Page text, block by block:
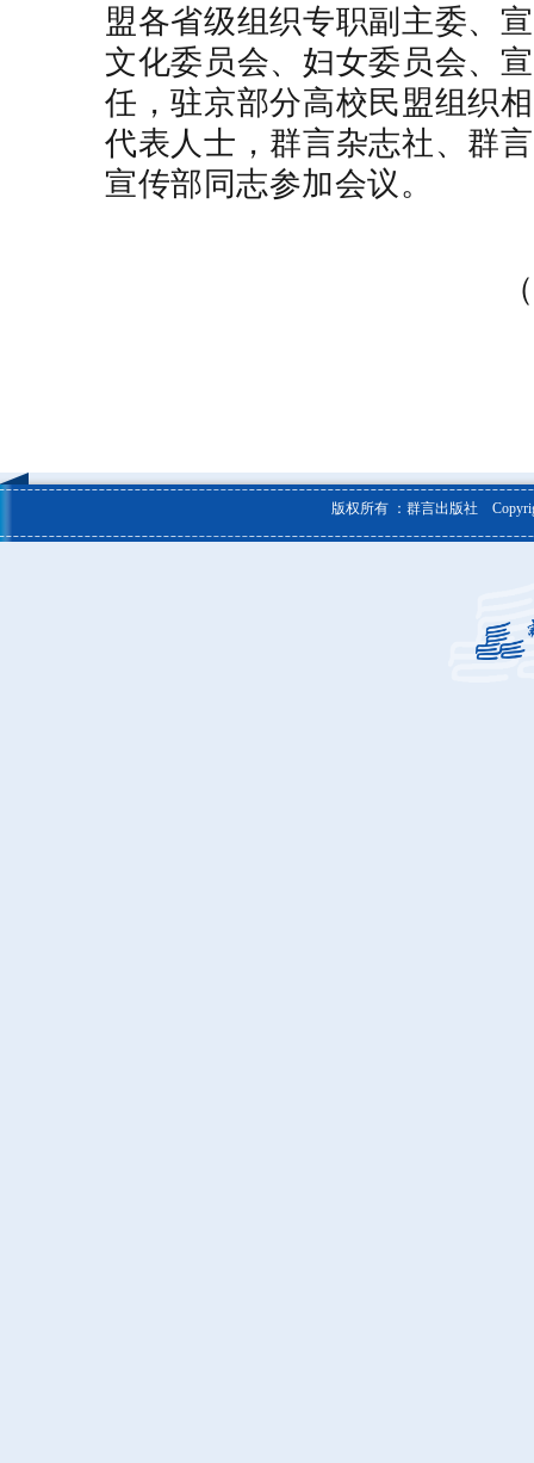
盟各省级组织专职副主委、
文化委员会、妇女委员会、
任，驻京部分高校民盟组织
代表人士，群言杂志社、群
宣传部同志参加会议。
版权所有 ：群言出版社